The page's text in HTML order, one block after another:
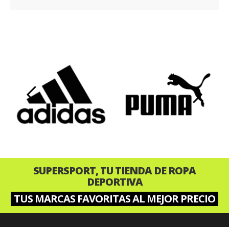
‹ ›
SUPERSPORT, TU TIENDA DE ROPA
DEPORTIVA
TUS MARCAS FAVORITAS AL MEJOR PRECIO